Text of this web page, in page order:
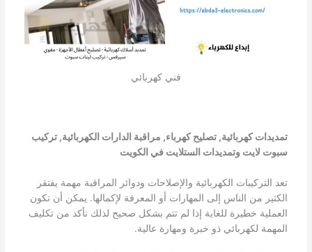
فني كهربائي
تمديدات كهربائية, تصليح كهرباء, مراقبة الدارات الكهربائية, تركيب
سبوت لايت وتمديدات الستلايت في الكويت
تعد التركيبات الكهربائية والإصلاحات ودوائر المراقبة مهمة يفتقر
الكثير من الناس إلى المهارات أو المعرفة لإكمالها. يمكن أن تكون
العملية خطيرة للغاية إذا لم تتم بشكل صحيح لذلك تأكد من تكليف
المهمة لكهربائي ذو خبرة ومهارة عالية.